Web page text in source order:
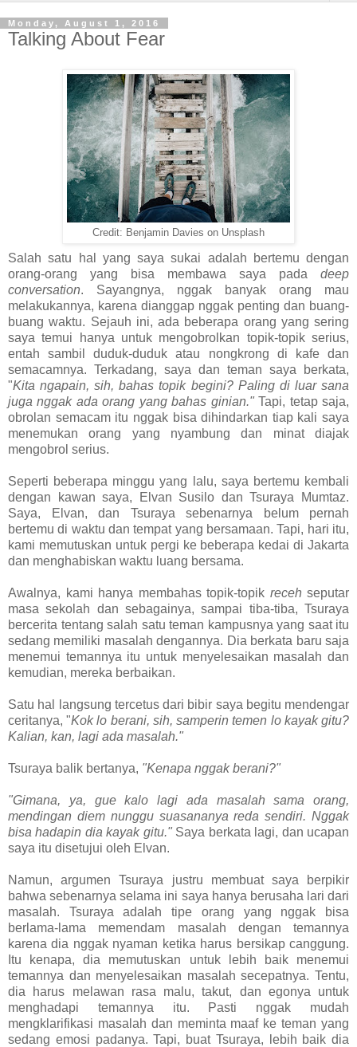
Monday, August 1, 2016
Talking About Fear
Credit: Benjamin Davies on Unsplash
Salah satu hal yang saya sukai adalah bertemu dengan
orang-orang yang bisa membawa saya pada deep
conversation. Sayangnya, nggak banyak orang mau
melakukannya, karena dianggap nggak penting dan buang-
buang waktu. Sejauh ini, ada beberapa orang yang sering
saya temui hanya untuk mengobrolkan topik-topik serius,
entah sambil duduk-duduk atau nongkrong di kafe dan
semacamnya. Terkadang, saya dan teman saya berkata,
"Kita ngapain, sih, bahas topik begini? Paling di luar sana
juga nggak ada orang yang bahas ginian."Tapi, tetap saja,
obrolan semacam itu nggak bisa dihindarkan tiap kali saya
menemukan orang yang nyambung dan minat diajak
mengobrol serius.
Seperti beberapa minggu yang lalu, saya bertemu kembali
dengan kawan saya, Elvan Susilo dan Tsuraya Mumtaz.
Saya, Elvan, dan Tsuraya sebenarnya belum pernah
bertemu di waktu dan tempat yang bersamaan. Tapi, hari itu,
kami memutuskan untuk pergi ke beberapa kedai di Jakarta
dan menghabiskan waktu luang bersama.
Awalnya, kami hanya membahas topik-topik receh seputar
masa sekolah dan sebagainya, sampai tiba-tiba, Tsuraya
bercerita tentang salah satu teman kampusnya yang saat itu
sedang memiliki masalah dengannya. Dia berkata baru saja
menemui temannya itu untuk menyelesaikan masalah dan
kemudian, mereka berbaikan.
Satu hal langsung tercetus dari bibir saya begitu mendengar
ceritanya, "Kok lo berani, sih, samperin temen lo kayak gitu?
Kalian, kan, lagi ada masalah."
Tsuraya balik bertanya, "Kenapa nggak berani?"
"Gimana, ya, gue kalo lagi ada masalah sama orang,
mendingan diem nunggu suasananya reda sendiri. Nggak
bisa hadapin dia kayak gitu."Saya berkata lagi, dan ucapan
saya itu disetujui oleh Elvan.
Namun, argumen Tsuraya justru membuat saya berpikir
bahwa sebenarnya selama ini saya hanya berusaha lari dari
masalah. Tsuraya adalah tipe orang yang nggak bisa
berlama-lama memendam masalah dengan temannya
karena dia nggak nyaman ketika harus bersikap canggung.
Itu kenapa, dia memutuskan untuk lebih baik menemui
temannya dan menyelesaikan masalah secepatnya. Tentu,
dia harus melawan rasa malu, takut, dan egonya untuk
menghadapi temannya itu. Pasti nggak mudah
mengklarifikasi masalah dan meminta maaf ke teman yang
sedang emosi padanya. Tapi, buat Tsuraya, lebih baik dia